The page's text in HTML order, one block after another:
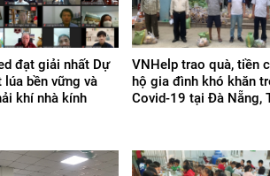
đạt giải nhất Dự
lúa bền vững và
khí nhà kính
VNHelp trao quà, tiền
hộ gia đình khó khăn
Covid-19 tại Đà Nẵng,